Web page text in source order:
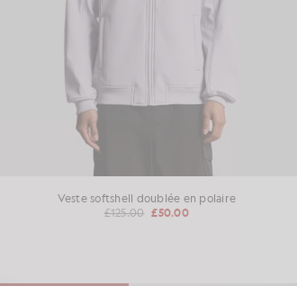
Veste softshell doublée en polaire
£125.00 £50.00